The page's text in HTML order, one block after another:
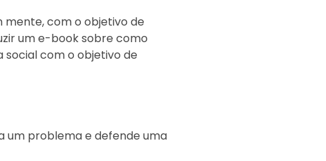
com o objetivo de
um e-book sobre como
com o objetivo de
um problema e defende uma